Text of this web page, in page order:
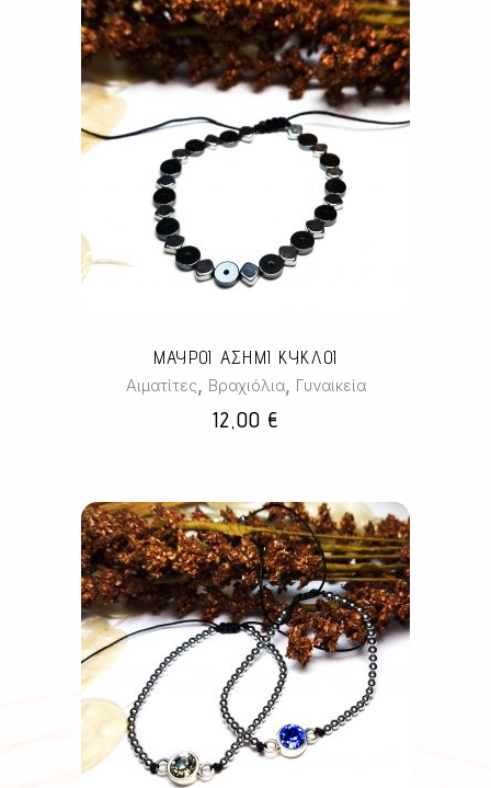
ΜΑΥΡΟΙ ΑΣΗΜΙ ΚΥΚΛΟΙ
Αιματίτες, Βραχιόλια, Γυναικεία
12,00 €
Αυτό
προϊόν
έχει
πολλαπλές